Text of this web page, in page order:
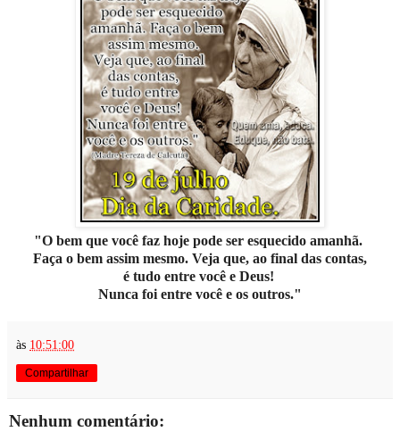
"O bem que você faz hoje pode ser esquecido amanhã.
Faça o bem assim mesmo. Veja que, ao final das contas,
é tudo entre você e Deus!
Nunca foi entre você e os outros."
às 10:51:00
Compartilhar
Nenhum comentário: